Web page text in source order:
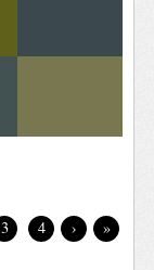
3 4 › »